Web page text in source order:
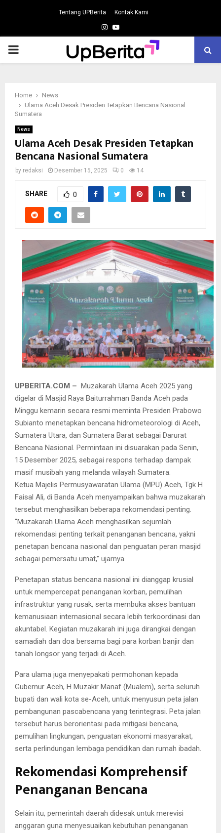
Tentang UPBerita Kontak Kami
Instagram
Youtube
PRIMARY
Home
News
Ulama Aceh Desak Presiden Tetapkan Bencana Nasional
Sumatera
News
Ulama Aceh Desak Presiden Tetapkan
Bencana Nasional Sumatera
by redaksi Desember 15, 2025 0 14
SHARE 0
UPBERITA.COM – Muzakarah Ulama Aceh 2025 yang
digelar di Masjid Raya Baiturrahman Banda Aceh pada
Minggu kemarin secara resmi meminta Presiden Prabowo
Subianto menetapkan bencana hidrometeorologi di Aceh,
Sumatera Utara, dan Sumatera Barat sebagai Darurat
Bencana Nasional. Permintaan ini disuarakan pada Senin,
15 Desember 2025, sebagai respons terhadap dampak
masif musibah yang melanda wilayah Sumatera.
Ketua Majelis Permusyawaratan Ulama (MPU) Aceh, Tgk H
Faisal Ali, di Banda Aceh menyampaikan bahwa muzakarah
tersebut menghasilkan beberapa rekomendasi penting.
“Muzakarah Ulama Aceh menghasilkan sejumlah
rekomendasi penting terkait penanganan bencana, yakni
penetapan bencana nasional dan penguatan peran masjid
sebagai pemersatu umat,” ujarnya.
Penetapan status bencana nasional ini dianggap krusial
untuk mempercepat penanganan korban, pemulihan
infrastruktur yang rusak, serta membuka akses bantuan
kemanusiaan internasional secara lebih terkoordinasi dan
akuntabel. Kegiatan muzakarah ini juga dirangkai dengan
samadiah dan doa bersama bagi para korban banjir dan
tanah longsor yang terjadi di Aceh.
Para ulama juga menyepakati permohonan kepada
Gubernur Aceh, H Muzakir Manaf (Mualem), serta seluruh
bupati dan wali kota se-Aceh, untuk menyusun peta jalan
pembangunan pascabencana yang terintegrasi. Peta jalan
tersebut harus berorientasi pada mitigasi bencana,
pemulihan lingkungan, penguatan ekonomi masyarakat,
serta perlindungan lembaga pendidikan dan rumah ibadah.
Rekomendasi Komprehensif
Penanganan Bencana
Selain itu, pemerintah daerah didesak untuk merevisi
anggaran guna menyesuaikan kebutuhan penanganan